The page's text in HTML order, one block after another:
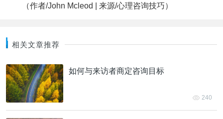
（作者/John Mcleod | 来源/心理咨询技巧）
相关文章推荐
如何与来访者商定咨询目标
240